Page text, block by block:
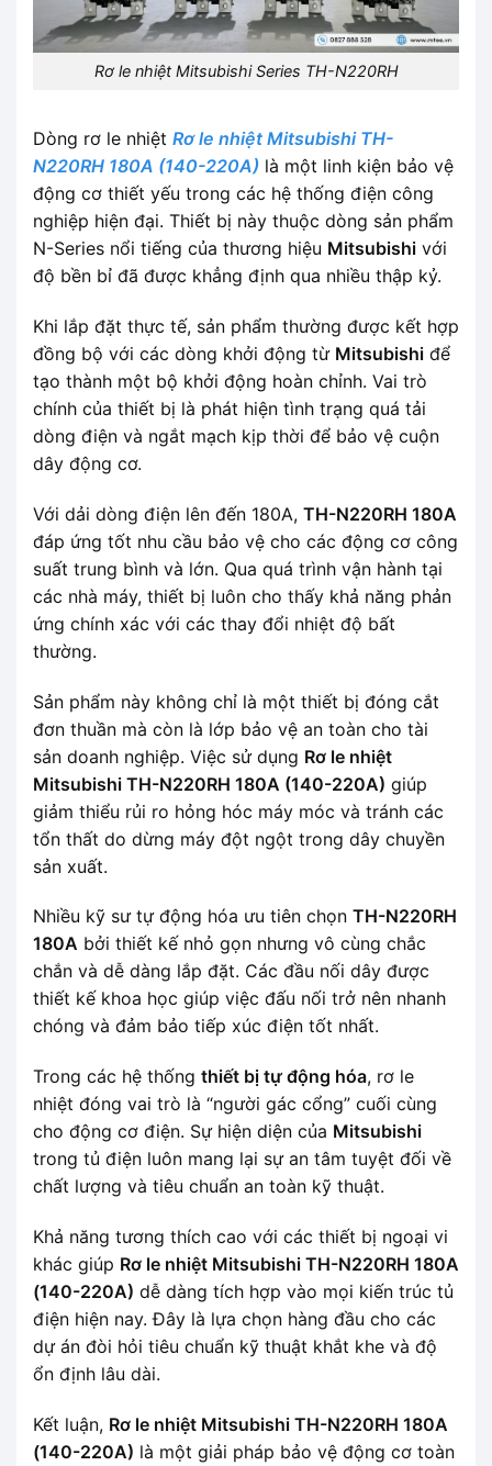
Rơ le nhiệt Mitsubishi Series TH-N220RH
Dòng rơ le nhiệt Rơ le nhiệt Mitsubishi TH-
N220RH 180A (140-220A) là một linh kiện bảo vệ
động cơ thiết yếu trong các hệ thống điện công
nghiệp hiện đại. Thiết bị này thuộc dòng sản phẩm
N-Series nổi tiếng của thương hiệu Mitsubishi với
độ bền bỉ đã được khẳng định qua nhiều thập kỷ.
Khi lắp đặt thực tế, sản phẩm thường được kết hợp
đồng bộ với các dòng khởi động từ Mitsubishi để
tạo thành một bộ khởi động hoàn chỉnh. Vai trò
chính của thiết bị là phát hiện tình trạng quá tải
dòng điện và ngắt mạch kịp thời để bảo vệ cuộn
dây động cơ.
Với dải dòng điện lên đến 180A, TH-N220RH 180A
đáp ứng tốt nhu cầu bảo vệ cho các động cơ công
suất trung bình và lớn. Qua quá trình vận hành tại
các nhà máy, thiết bị luôn cho thấy khả năng phản
ứng chính xác với các thay đổi nhiệt độ bất
thường.
Sản phẩm này không chỉ là một thiết bị đóng cắt
đơn thuần mà còn là lớp bảo vệ an toàn cho tài
sản doanh nghiệp. Việc sử dụng Rơ le nhiệt
Mitsubishi TH-N220RH 180A (140-220A) giúp
giảm thiểu rủi ro hỏng hóc máy móc và tránh các
tổn thất do dừng máy đột ngột trong dây chuyền
sản xuất.
Nhiều kỹ sư tự động hóa ưu tiên chọn TH-N220RH
180A bởi thiết kế nhỏ gọn nhưng vô cùng chắc
chắn và dễ dàng lắp đặt. Các đầu nối dây được
thiết kế khoa học giúp việc đấu nối trở nên nhanh
chóng và đảm bảo tiếp xúc điện tốt nhất.
Trong các hệ thống thiết bị tự động hóa, rơ le
nhiệt đóng vai trò là “người gác cổng” cuối cùng
cho động cơ điện. Sự hiện diện của Mitsubishi
trong tủ điện luôn mang lại sự an tâm tuyệt đối về
chất lượng và tiêu chuẩn an toàn kỹ thuật.
Khả năng tương thích cao với các thiết bị ngoại vi
khác giúp Rơ le nhiệt Mitsubishi TH-N220RH 180A
(140-220A) dễ dàng tích hợp vào mọi kiến trúc tủ
điện hiện nay. Đây là lựa chọn hàng đầu cho các
dự án đòi hỏi tiêu chuẩn kỹ thuật khắt khe và độ
ổn định lâu dài.
Kết luận, Rơ le nhiệt Mitsubishi TH-N220RH 180A
(140-220A) là một giải pháp bảo vệ động cơ toàn